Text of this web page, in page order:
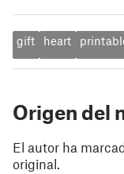
gift heart
Origen del
El autor ha
original.